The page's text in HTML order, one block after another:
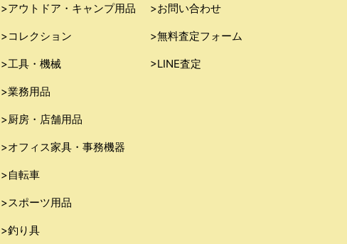
>アウトドア・キャンプ用品
>コレクション
>工具・機械
>業務用品
>厨房・店舗用品
>オフィス家具・事務機器
>自転車
>スポーツ用品
>釣り具
>お問い合わせ
>無料査定フォーム
>LINE査定